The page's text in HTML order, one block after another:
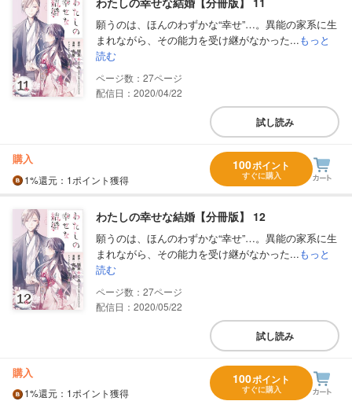
願うのは、ほんのわずかな“幸せ”…。異能の家系に生
まれながら、その能力を受け継がなかった...もっと
読む
27
配信日：2020/04/22
試し読み
購入
1%還元 ：1ポイント獲得
100ポイント
すぐに購入
わたしの幸せな結婚【分冊版】 12
願うのは、ほんのわずかな“幸せ”…。異能の家系に生
まれながら、その能力を受け継がなかった...もっと
読む
27
配信日：2020/05/22
試し読み
購入
1%還元 ：1ポイント獲得
100ポイント
すぐに購入